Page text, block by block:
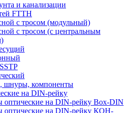
и канализации
FTTH
с тросом (модульный)
с тросом (с центральным
шнуры, компоненты
на DIN-рейку
оптические на DIN-рейку Box-DIN
оптические на DIN-рейку КОН-